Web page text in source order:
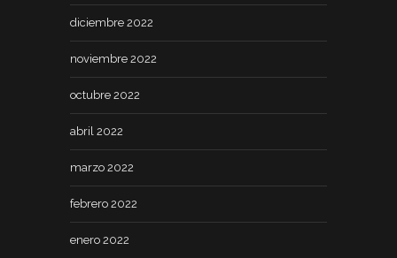
diciembre 2022
noviembre 2022
octubre 2022
abril 2022
marzo 2022
febrero 2022
enero 2022